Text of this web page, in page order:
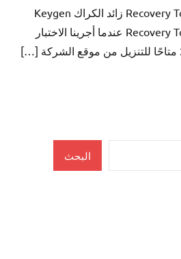
Recovery Toolbox for DWG 2.5.2.0 زائد الكراك Keygen
Recovery Toolbox for DWG 2.5.2.0 عندما أجرينا الاختبار
البحث